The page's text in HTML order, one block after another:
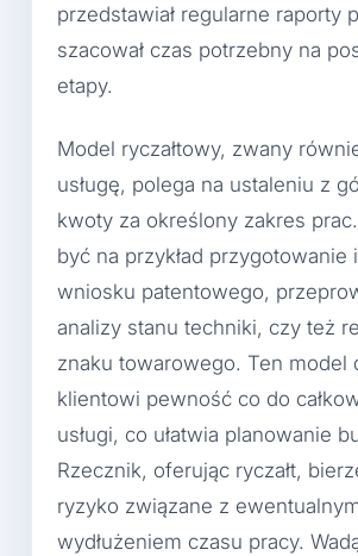
przedstawiał regularne raporty
szacował czas potrzebny na
etapy.
Model ryczałtowy, zwany
usługę, polega na ustaleniu z
kwoty za określony zakres
być na przykład przygotowanie
wniosku patentowego,
analizy stanu techniki, czy też
znaku towarowego. Ten model
klientowi pewność co do
usługi, co ułatwia planowanie
Rzecznik, oferując ryczałt,
ryzyko związane z
wydłużeniem czasu pracy.